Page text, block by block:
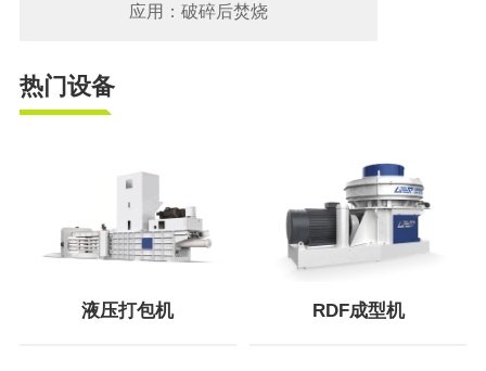
应用：破碎后焚烧
热门设备
液压打包机 RDF成型机